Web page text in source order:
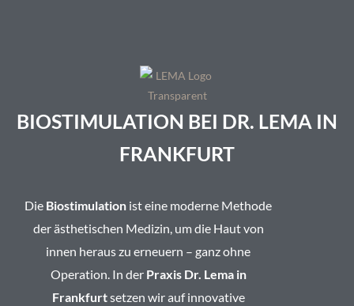
BIOSTIMULATION BEI DR. LEMA IN
FRANKFURT
Die Biostimulation ist eine moderne Methode
der ästhetischen Medizin, um die Haut von
innen heraus zu erneuern – ganz ohne
Operation. In der Praxis Dr. Lema in
Frankfurtsetzen wir auf innovative